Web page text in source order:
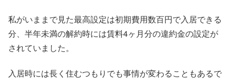
私がいままで見た最高設定は初期費用数百円で入居できる
分、半年未満の解約時には賃料4ヶ月分の違約金の設定が
されていました。
入居時には長く住むつもりでも事情が変わることもあるで